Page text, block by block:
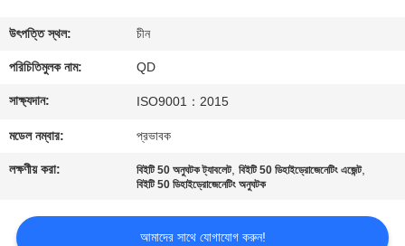
যোগাযোগ
করুন
খবর
মামলা
উৎপত্তি স্থল: চীন
পরিচিতিমুলক নাম: QD
সাক্ষ্যদান: ISO9001：2015
মডেল নম্বার: প্রভাবক
লক্ষণীয় করা: বিইটি 50 অনুঘটক ট্যাবলেট,বিইটি 50 ডিহাইড্রোজেনেটিং এজেন্ট,
বিইটি 50 ডিহাইড্রোজেনেটিং অনুঘটক
আমাদের সাথে যোগাযোগ করুন!